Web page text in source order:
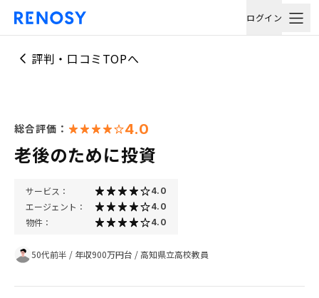
ログイン
評判・口コミTOPへ
総合評価： 4.0
老後のために投資
サービス： 4.0
エージェント： 4.0
物件： 4.0
50代前半 / 年収900万円台 /高知県立高校教員